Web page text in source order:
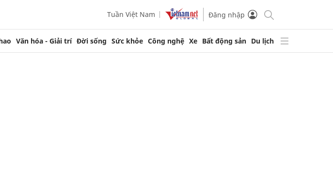
Tuần Việt Nam Đăng nhập
Văn hóa - Giải trí Đời sống Sức khỏe Công nghệ Xe Bất động sản Du lịch